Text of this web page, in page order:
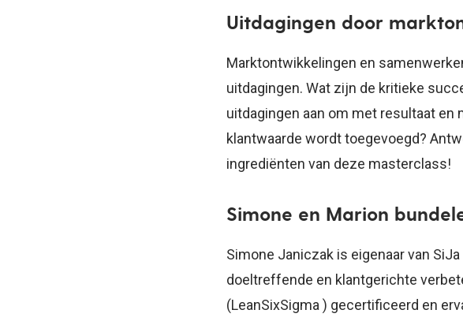
Uitdagingen door
Marktontwikkelingen en
uitdagingen. Wat zijn de kritieke
uitdagingen aan om met resultaat en
klantwaarde wordt toegevoegd?
ingrediënten van deze masterclass!
Simone en Marion
Simone Janiczak is eigenaar van
doeltreffende en klantgerichte
(LeanSixSigma ) gecertificeerd en